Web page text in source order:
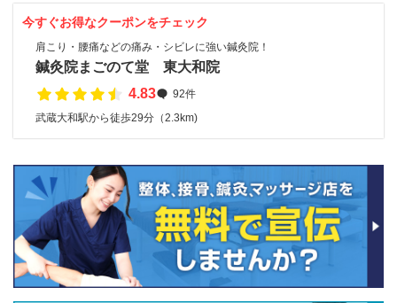
今すぐお得なクーポンをチェック
肩こり・腰痛などの痛み・シビレに強い鍼灸院！
鍼灸院まごのて堂 東大和院
4.83
92件
武蔵大和駅から徒歩29分（2.3km)